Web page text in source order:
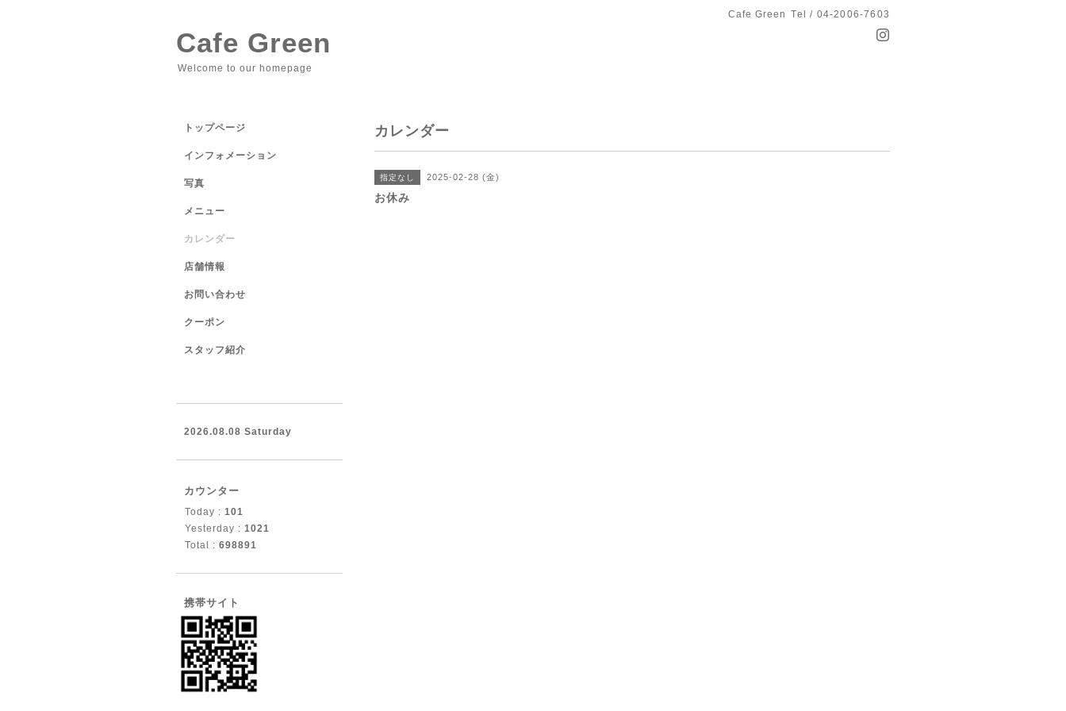
Cafe Green Tel / 04-2006-7603
Cafe Green
Welcome to our homepage
カレンダー
指定なし 2025-02-28 (金)
お休み
トップページ
インフォメーション
写真
メニュー
カレンダー
店舗情報
お問い合わせ
クーポン
スタッフ紹介
2026.08.08 Saturday
カウンター
Today : 101
Yesterday : 1021
Total : 698891
携帯サイト